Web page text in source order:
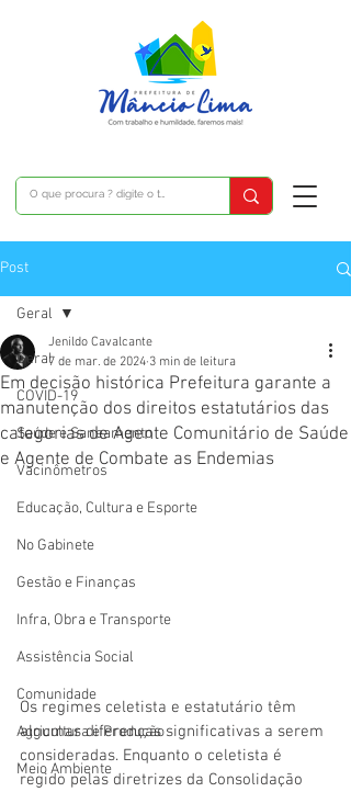
Post
Geral
COVID-19
Saúde e Saneamento
Vacinômetros
Educação, Cultura e Esporte
No Gabinete
Gestão e Finanças
Infra, Obra e Transporte
Assistência Social
Comunidade
Agricultura e Produção
Meio Ambiente
Geral
Em decisão histórica Prefeitura garante a
manutenção dos direitos estatutários das
categorias de Agente Comunitário de Saúde
e Agente de Combate as Endemias
Jenildo Cavalcante
7 de mar. de 2024 3 min de leitura
Os regimes celetista e estatutário têm
algumas diferenças significativas a serem
consideradas. Enquanto o celetista é
regido pelas diretrizes da Consolidação